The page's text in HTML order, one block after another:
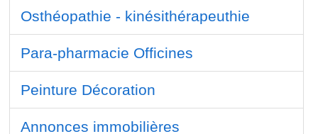
Osthéopathie - kinésithérapeuthie
Para-pharmacie Officines
Peinture Décoration
Annonces immobilières